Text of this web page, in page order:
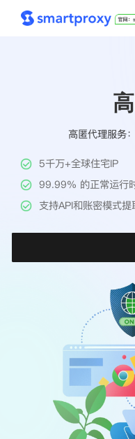
工具
帮助中心
高匿代理服务
5千万+全球住宅IP
99.99% 的正常运行
支持API和账密模式提